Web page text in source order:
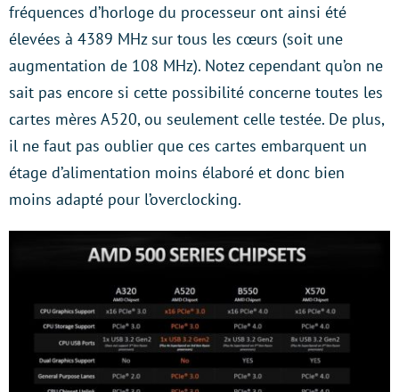
fréquences d’horloge du processeur ont ainsi été
élevées à 4389 MHz sur tous les cœurs (soit une
augmentation de 108 MHz). Notez cependant qu’on ne
sait pas encore si cette possibilité concerne toutes les
cartes mères A520, ou seulement celle testée. De plus,
il ne faut pas oublier que ces cartes embarquent un
étage d’alimentation moins élaboré et donc bien
moins adapté pour l’overclocking.